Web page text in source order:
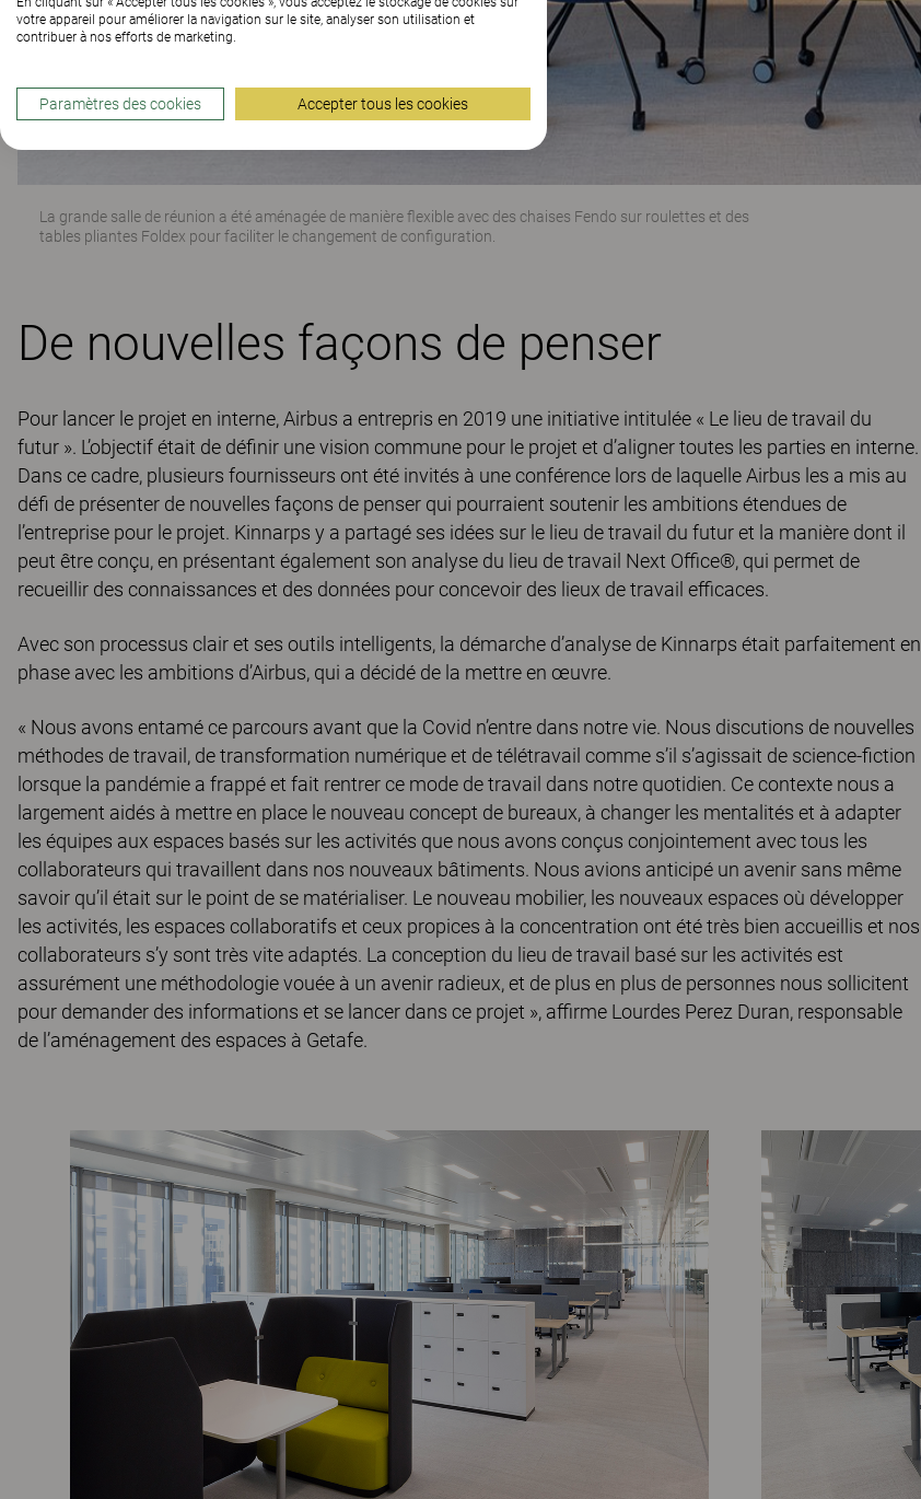
La grande salle de réunion a été aménagée de manière flexible avec des chaises Fendo sur roulettes et des
tables pliantes Foldex pour faciliter le changement de configuration.
De nouvelles façons de penser
Pour lancer le projet en interne, Airbus a entrepris en 2019 une initiative intitulée « Le lieu de travail du
futur ». L’objectif était de définir une vision commune pour le projet et d’aligner toutes les parties en interne.
Dans ce cadre, plusieurs fournisseurs ont été invités à une conférence lors de laquelle Airbus les a mis au
défi de présenter de nouvelles façons de penser qui pourraient soutenir les ambitions étendues de
l’entreprise pour le projet. Kinnarps y a partagé ses idées sur le lieu de travail du futur et la manière dont il
peut être conçu, en présentant également son analyse du lieu de travail Next Office®, qui permet de
recueillir des connaissances et des données pour concevoir des lieux de travail efficaces.
Avec son processus clair et ses outils intelligents, la démarche d’analyse de Kinnarps était parfaitement en
phase avec les ambitions d’Airbus, qui a décidé de la mettre en œuvre.
« Nous avons entamé ce parcours avant que la Covid n’entre dans notre vie. Nous discutions de nouvelles
méthodes de travail, de transformation numérique et de télétravail comme s’il s’agissait de science-fiction
lorsque la pandémie a frappé et fait rentrer ce mode de travail dans notre quotidien. Ce contexte nous a
largement aidés à mettre en place le nouveau concept de bureaux, à changer les mentalités et à adapter
les équipes aux espaces basés sur les activités que nous avons conçus conjointement avec tous les
collaborateurs qui travaillent dans nos nouveaux bâtiments. Nous avions anticipé un avenir sans même
savoir qu’il était sur le point de se matérialiser. Le nouveau mobilier, les nouveaux espaces où développer
les activités, les espaces collaboratifs et ceux propices à la concentration ont été très bien accueillis et nos
collaborateurs s’y sont très vite adaptés. La conception du lieu de travail basé sur les activités est
assurément une méthodologie vouée à un avenir radieux, et de plus en plus de personnes nous sollicitent
pour demander des informations et se lancer dans ce projet », affirme Lourdes Perez Duran, responsable
de l’aménagement des espaces à Getafe.
votre appareil pour améliorer la navigation sur le site, analyser son utilisation et
contribuer à nos efforts de marketing.
Paramètres des cookies Accepter tous les cookies